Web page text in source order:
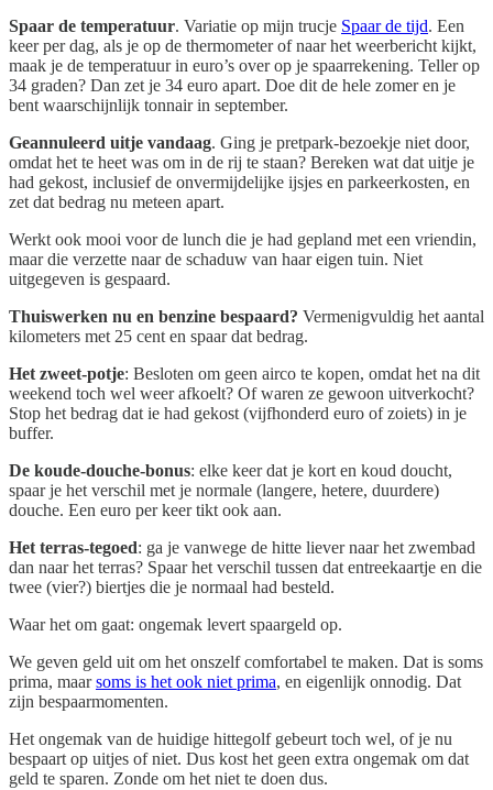
Spaar de temperatuur. Variatie op mijn trucje Spaar de tijd. Een
keer per dag, als je op de thermometer of naar het weerbericht kijkt,
maak je de temperatuur in euro’s over op je spaarrekening. Teller op
34 graden? Dan zet je 34 euro apart. Doe dit de hele zomer en je
bent waarschijnlijk tonnair in september.
Geannuleerd uitje vandaag. Ging je pretpark-bezoekje niet door,
omdat het te heet was om in de rij te staan? Bereken wat dat uitje je
had gekost, inclusief de onvermijdelijke ijsjes en parkeerkosten, en
zet dat bedrag nu meteen apart.
Werkt ook mooi voor de lunch die je had gepland met een vriendin,
maar die verzette naar de schaduw van haar eigen tuin. Niet
uitgegeven is gespaard.
Thuiswerken nu en benzine bespaard? Vermenigvuldig het aantal
kilometers met 25 cent en spaar dat bedrag.
Het zweet-potje: Besloten om geen airco te kopen, omdat het na dit
weekend toch wel weer afkoelt? Of waren ze gewoon uitverkocht?
Stop het bedrag dat ie had gekost (vijfhonderd euro of zoiets) in je
buffer.
De koude-douche-bonus: elke keer dat je kort en koud doucht,
spaar je het verschil met je normale (langere, hetere, duurdere)
douche. Een euro per keer tikt ook aan.
Het terras-tegoed: ga je vanwege de hitte liever naar het zwembad
dan naar het terras? Spaar het verschil tussen dat entreekaartje en die
twee (vier?) biertjes die je normaal had besteld.
Waar het om gaat: ongemak levert spaargeld op.
We geven geld uit om het onszelf comfortabel te maken. Dat is soms
prima, maarsoms is het ook niet prima, en eigenlijk onnodig. Dat
zijn bespaarmomenten.
Het ongemak van de huidige hittegolf gebeurt toch wel, of je nu
bespaart op uitjes of niet. Dus kost het geen extra ongemak om dat
geld te sparen. Zonde om het niet te doen dus.